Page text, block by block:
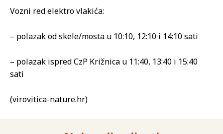
Vozni red elektro vlakića:
– polazak od skele/mosta u 10:10, 12:10 i 14:10 sati
– polazak ispred CzP Križnica u 11:40, 13:40 i 15:40
sati
(virovitica-nature.hr)